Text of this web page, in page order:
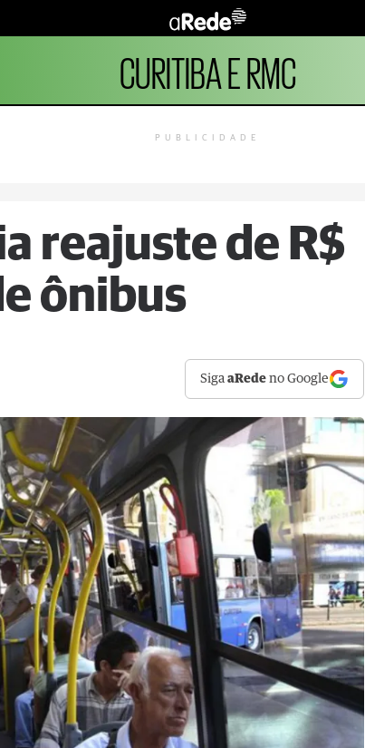
CURITIBA E RMC
PUBLICIDADE
reajuste de R$
ônibus
SigaaRede no Google